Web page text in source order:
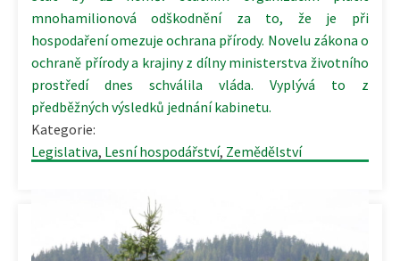
mnohamilionová odškodnění za to, že je při
hospodaření omezuje ochrana přírody. Novelu zákona o
ochraně přírody a krajiny z dílny ministerstva životního
prostředí dnes schválila vláda. Vyplývá to z
předběžných výsledků jednání kabinetu.
Kategorie:
Legislativa, Lesní hospodářství, Zemědělství